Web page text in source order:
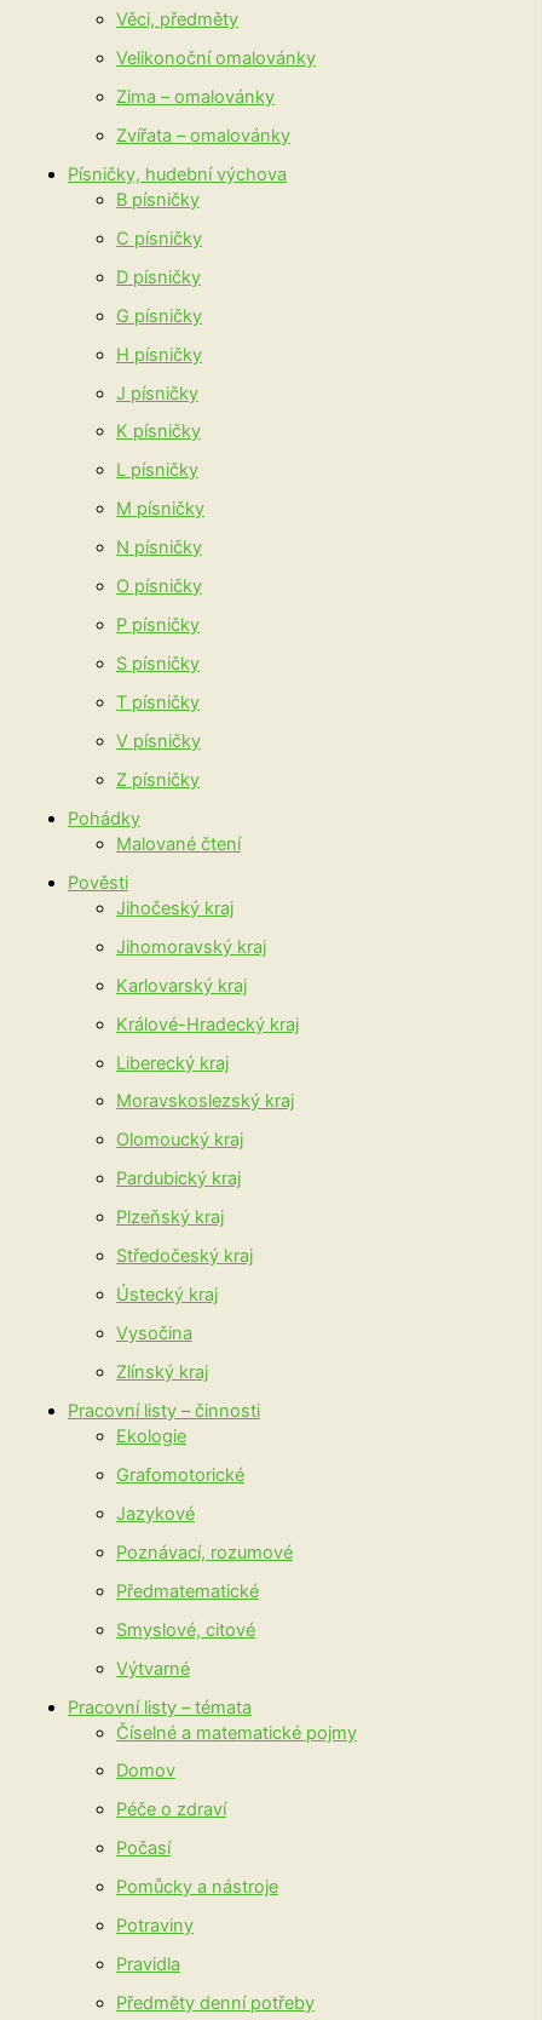
Věci, předměty
Velikonoční omalovánky
Zima – omalovánky
Zvířata – omalovánky
Písničky, hudební výchova
B písničky
C písničky
D písničky
G písničky
H písničky
J písničky
K písničky
L písničky
M písničky
N písničky
O písničky
P písničky
S písničky
T písničky
V písničky
Z písničky
Pohádky
Malované čtení
Pověsti
Jihočeský kraj
Jihomoravský kraj
Karlovarský kraj
Králové-Hradecký kraj
Liberecký kraj
Moravskoslezský kraj
Olomoucký kraj
Pardubický kraj
Plzeňský kraj
Středočeský kraj
Ústecký kraj
Vysočina
Zlínský kraj
Pracovní listy – činnosti
Ekologie
Grafomotorické
Jazykové
Poznávací, rozumové
Předmatematické
Smyslové, citové
Výtvarné
Pracovní listy – témata
Číselné a matematické pojmy
Domov
Péče o zdraví
Počasí
Pomůcky a nástroje
Potraviny
Pravidla
Předměty denní potřeby